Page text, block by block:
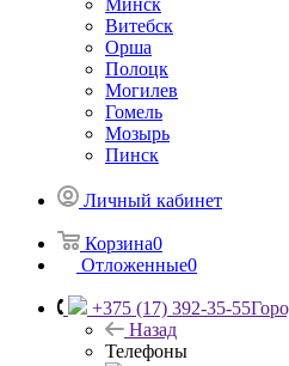
Минск
Витебск
Орша
Полоцк
Могилев
Гомель
Мозырь
Пинск
Личный кабинет
Корзина0
Отложенные0
+375 (17) 392-35-55
Назад
Телефоны